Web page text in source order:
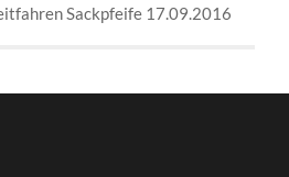
Sackpfeife 17.09.2016